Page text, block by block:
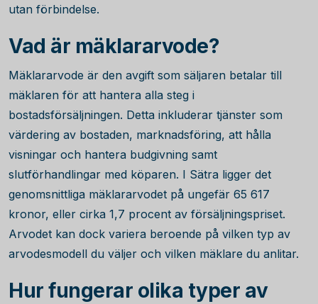
utan förbindelse.
Vad är mäklararvode?
Mäklararvode är den avgift som säljaren betalar till
mäklaren för att hantera alla steg i
bostadsförsäljningen. Detta inkluderar tjänster som
värdering av bostaden, marknadsföring, att hålla
visningar och hantera budgivning samt
slutförhandlingar med köparen. I Sätra ligger det
genomsnittliga mäklararvodet på ungefär 65 617
kronor, eller cirka 1,7 procent av försäljningspriset.
Arvodet kan dock variera beroende på vilken typ av
arvodesmodell du väljer och vilken mäklare du anlitar.
Hur fungerar olika typer av